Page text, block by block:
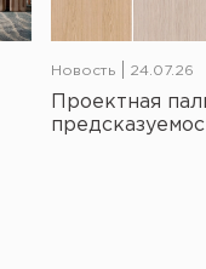
Новость 24.07.26
Проектная